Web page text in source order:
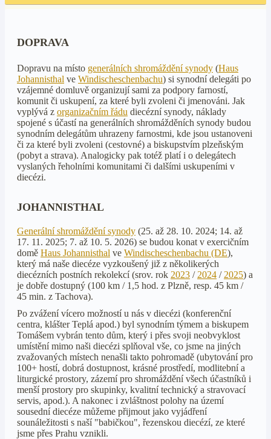
DOPRAVA
Dopravu na místo generálních shromáždění synody (Haus
Johannisthal ve Windischeschenbachu) si synodní delegáti po
vzájemné domluvě organizují sami za podpory farností,
komunit či uskupení, za které byli zvoleni či jmenováni. Jak
vyplývá z organizačním řádu diecézní synody, náklady
spojené s účastí na generálních shromážděních synody budou
synodním delegátům uhrazeny farnostmi, kde jsou ustanoveni
či za které byli zvoleni (cestovné) a biskupstvím plzeňským
(pobyt a strava). Analogicky pak totéž platí i o delegátech
vyslaných řeholními komunitami či dalšími uskupeními v
diecézi.
JOHANNISTHAL
Generální shromáždění synody (25. až 28. 10. 2024; 14. až
17. 11. 2025; 7. až 10. 5. 2026) se budou konat v exercičním
domě Haus Johannisthal ve Windischeschenbachu (DE),
který má naše diecéze vyzkoušený již z několikerých
diecézních postních rekolekcí (srov. rok 2023 / 2024 / 2025) a
je dobře dostupný (100 km / 1,5 hod. z Plzně, resp. 45 km /
45 min. z Tachova).
Po zvážení vícero možností u nás v diecézi (konferenční
centra, klášter Teplá apod.) byl synodním týmem a biskupem
Tomášem vybrán tento dům, který i přes svoji neobvyklost
umístění mimo naši diecézi splňoval vše, co jsme na jiných
zvažovaných místech nenašli takto pohromadě (ubytování pro
100+ hostí, dobrá dostupnost, krásné prostředí, modlitební a
liturgické prostory, zázemí pro shromáždění všech účastníků i
menší prostory pro skupinky, kvalitní technický a stravovací
servis, apod.). A nakonec i zvláštnost polohy na území
sousední diecéze můžeme přijmout jako vyjádření
sounáležitosti s naší "babičkou", řezenskou diecézí, ze které
jsme přes Prahu vznikli.